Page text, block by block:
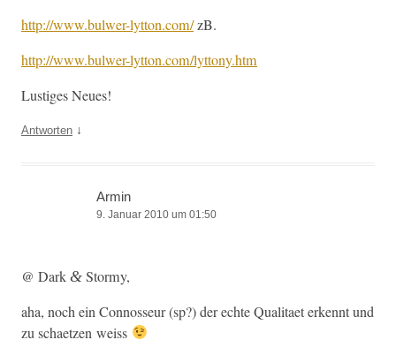
http://www.bulwer-lytton.com/zB.
http://www.bulwer-lytton.com/lyttony.htm
Lustiges Neues!
Antworten ↓
Armin
9. Januar 2010 um 01:50
@ Dark & Stormy,
aha, noch ein Con­nosseur (sp?) der echte Qual­i­taet erken­nt und
zu schaet­zen weiss